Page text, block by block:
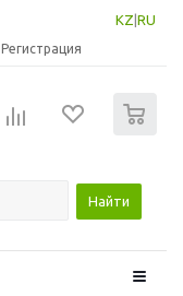
KZ RU
Регистрация
Найти